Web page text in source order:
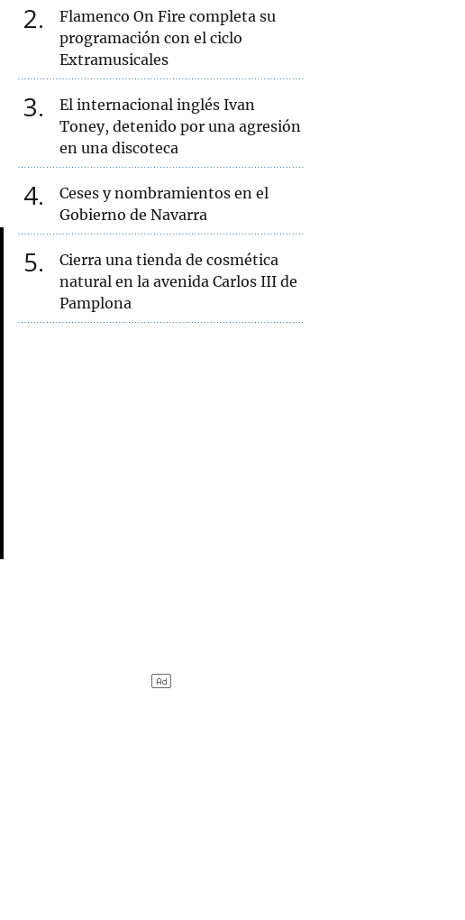
2
Flamenco On Fire completa su
programación con el ciclo
Extramusicales
3
El internacional inglés Ivan
Toney, detenido por una agresión
en una discoteca
4
Ceses y nombramientos en el
Gobierno de Navarra
5
Cierra una tienda de cosmética
natural en la avenida Carlos III de
Pamplona